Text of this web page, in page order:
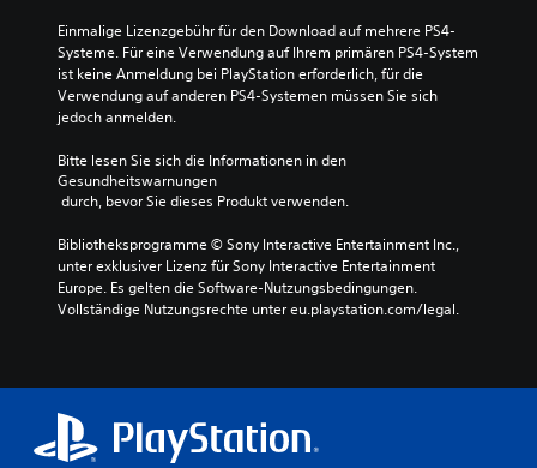
Einmalige Lizenzgebühr für den Download auf mehrere PS4-
Systeme. Für eine Verwendung auf Ihrem primären PS4-System
ist keine Anmeldung bei PlayStation erforderlich, für die
Verwendung auf anderen PS4-Systemen müssen Sie sich
jedoch anmelden.
Bitte lesen Sie sich die Informationen in den
Gesundheitswarnungen
durch, bevor Sie dieses Produkt verwenden.
Bibliotheksprogramme © Sony Interactive Entertainment Inc.,
unter exklusiver Lizenz für Sony Interactive Entertainment
Europe. Es gelten die Software-Nutzungsbedingungen.
Vollständige Nutzungsrechte unter eu.playstation.com/legal.